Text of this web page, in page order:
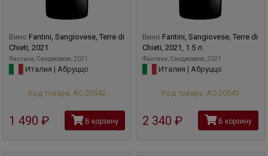
Вино Fantini, Sangiovese, Terre di
Chieti, 2021
Фантини, Санджовезе, 2021
Италия | Абруццо
Код товара: АС-20542
1 490 руб В корзину
Вино Fantini, Sangiovese, Terre di
Chieti, 2021, 1.5 л.
Фантини, Санджовезе, 2021
Италия | Абруццо
Код товара: АС-20543
2 340 руб В корзину